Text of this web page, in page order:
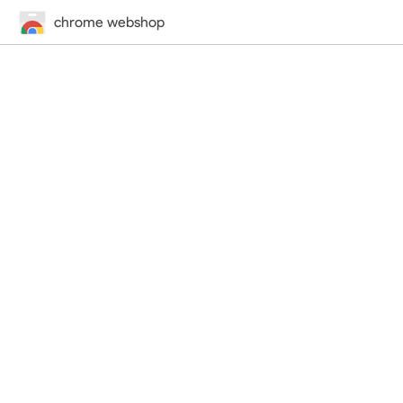
chrome webshop